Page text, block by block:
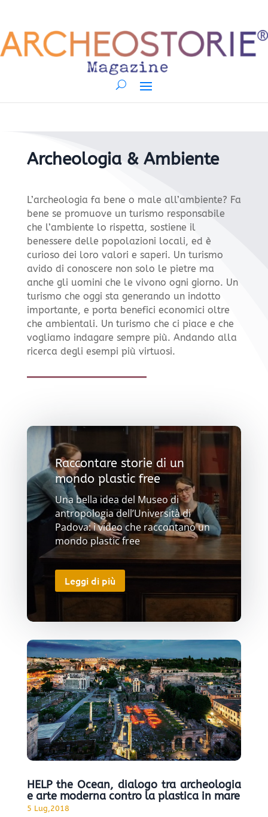
Archeologia & Ambiente
L’archeologia fa bene o male all’ambiente? Fa
bene se promuove un turismo responsabile
che l’ambiente lo rispetta, sostiene il
benessere delle popolazioni locali, ed è
curioso dei loro valori e saperi. Un turismo
avido di conoscere non solo le pietre ma
anche gli uomini che le vivono ogni giorno. Un
turismo che oggi sta generando un indotto
importante, e porta benefici economici oltre
che ambientali. Un turismo che ci piace e che
vogliamo indagare sempre più. Andando alla
ricerca degli esempi più virtuosi.
Raccontare storie di un
mondo plastic free
Una bella idea del Museo di
antropologia dell’Università di
Padova: i video che raccontano un
mondo plastic free
Leggi di più
HELP the Ocean, dialogo tra archeologia
e arte moderna contro la plastica in mare
5 Lug,2018